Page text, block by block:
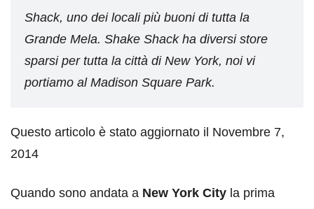
Shack, uno dei locali più buoni di tutta la
Grande Mela. Shake Shack ha diversi store
sparsi per tutta la città di New York, noi vi
portiamo al Madison Square Park.
Questo articolo è stato aggiornato il Novembre 7,
2014
Quando sono andata a New York City la prima